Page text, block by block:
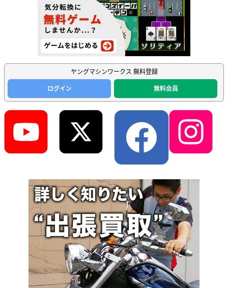
ヤングマシンワークス 無料登録
ログイン
無料会員